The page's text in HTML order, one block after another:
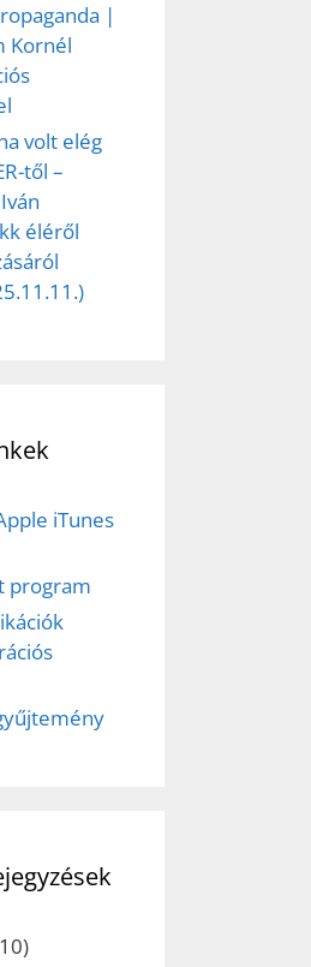
|
Kornél
volt elég
től –
éléről
iTunes
program